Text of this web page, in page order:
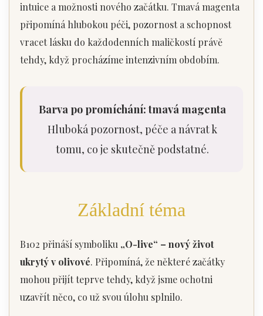
intuice a možnosti nového začátku. Tmavá magenta
připomíná hlubokou péči, pozornost a schopnost
vracet lásku do každodenních maličkostí právě
tehdy, když procházíme intenzivním obdobím.
Barva po promíchání: tmavá magenta
Hluboká pozornost, péče a návrat k
tomu, co je skutečně podstatné.
Základní téma
B102 přináší symboliku „O-live“ – nový život
ukrytý v olivové. Připomíná, že některé začátky
mohou přijít teprve tehdy, když jsme ochotni
uzavřít něco, co už svou úlohu splnilo.